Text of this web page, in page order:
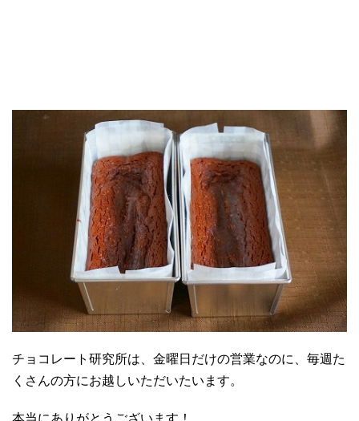
チョコレート研究所は、金曜日だけの営業なのに、毎週た
くさんの方にお越しいただいたいます。